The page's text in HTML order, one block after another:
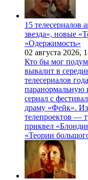
15
звезда», новые
«Одержимость»
02 августа 2026,
Кто бы мог
вывалит в
телесериалов
сериал с
драму «Фейк».
телепроектов —
приквел
«Теории